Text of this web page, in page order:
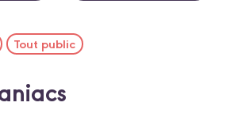
Tout public